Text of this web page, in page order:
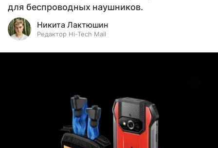
для беспроводных наушников.
Никита Лактюшин
Редактор Hi-Tech Mail